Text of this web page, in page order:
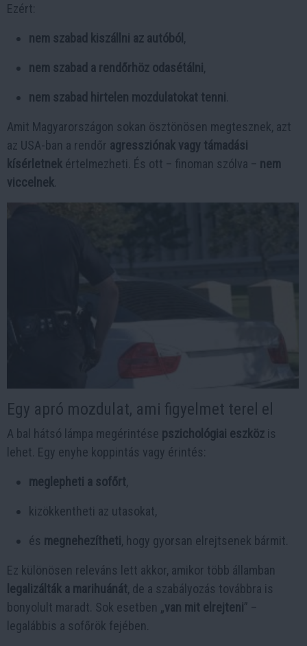
Ezért:
nem szabad kiszállni az autóból ,
nem szabad a rendőrhöz odasétálni,
nem szabad hirtelen mozdulatokat tenni
Amit Magyarországon sokan ösztönösen megtesznek, azt
az USA-ban a rendőr agressziónak vagy támadási
kísérletnek értelmezheti. És ott – finoman szólva – nem
viccelnek
Egy apró mozdulat, ami figyelmet terel el
A bal hátsó lámpa megérintése pszichológiai eszköz is
lehet. Egy enyhe koppintás vagy érintés:
meglepheti a sofőrt,
kizökkentheti az utasokat,
és megnehezítheti , hogy gyorsan elrejtsenek bármit.
Ez különösen releváns lett akkor, amikor több államban
legalizálták a marihuánát, de a szabályozás továbbra is
bonyolult maradt. Sok esetben „van mit elrejteni ” –
legalábbis a sofőrök fejében.